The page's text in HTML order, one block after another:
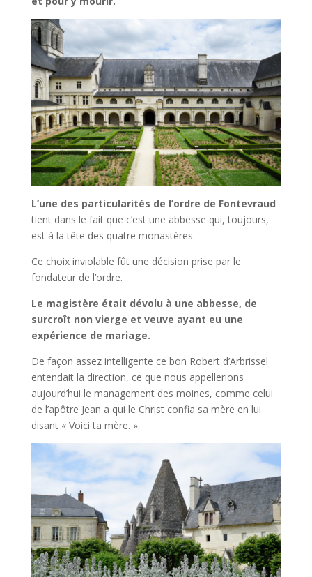
L’une des particularités de l’ordre de Fontevraud
tient dans le fait que c’est une abbesse qui, toujours,
est à la tête des quatre monastères.
Ce choix inviolable fût une décision prise par le
fondateur de l’ordre.
Le magistère était dévolu à une abbesse, de
surcroît non vierge et veuve ayant eu une
expérience de mariage.
De façon assez intelligente ce bon Robert d’Arbrissel
entendait la direction, ce que nous appellerions
aujourd’hui le management des moines, comme celui
de l’apôtre Jean a qui le Christ confia sa mère en lui
disant « Voici ta mère. ».